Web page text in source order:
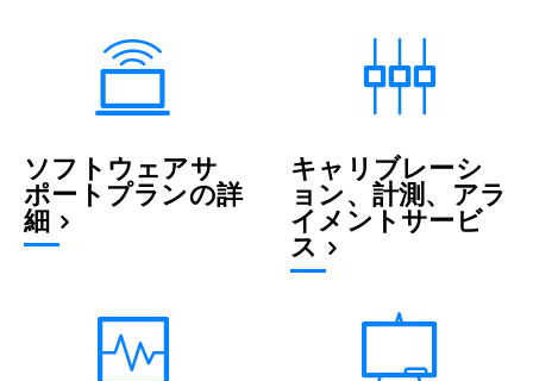
ソフトウェアサ
ポートプランの詳
細
キャリブレーシ
ョン、計測、アラ
イメントサービ
ス